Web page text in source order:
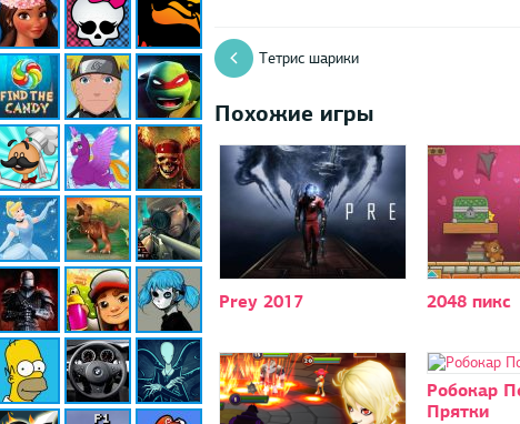
Тетрис шарики
Похожие игры
Prey 2017 2048 пикс
Робокар
Прятки